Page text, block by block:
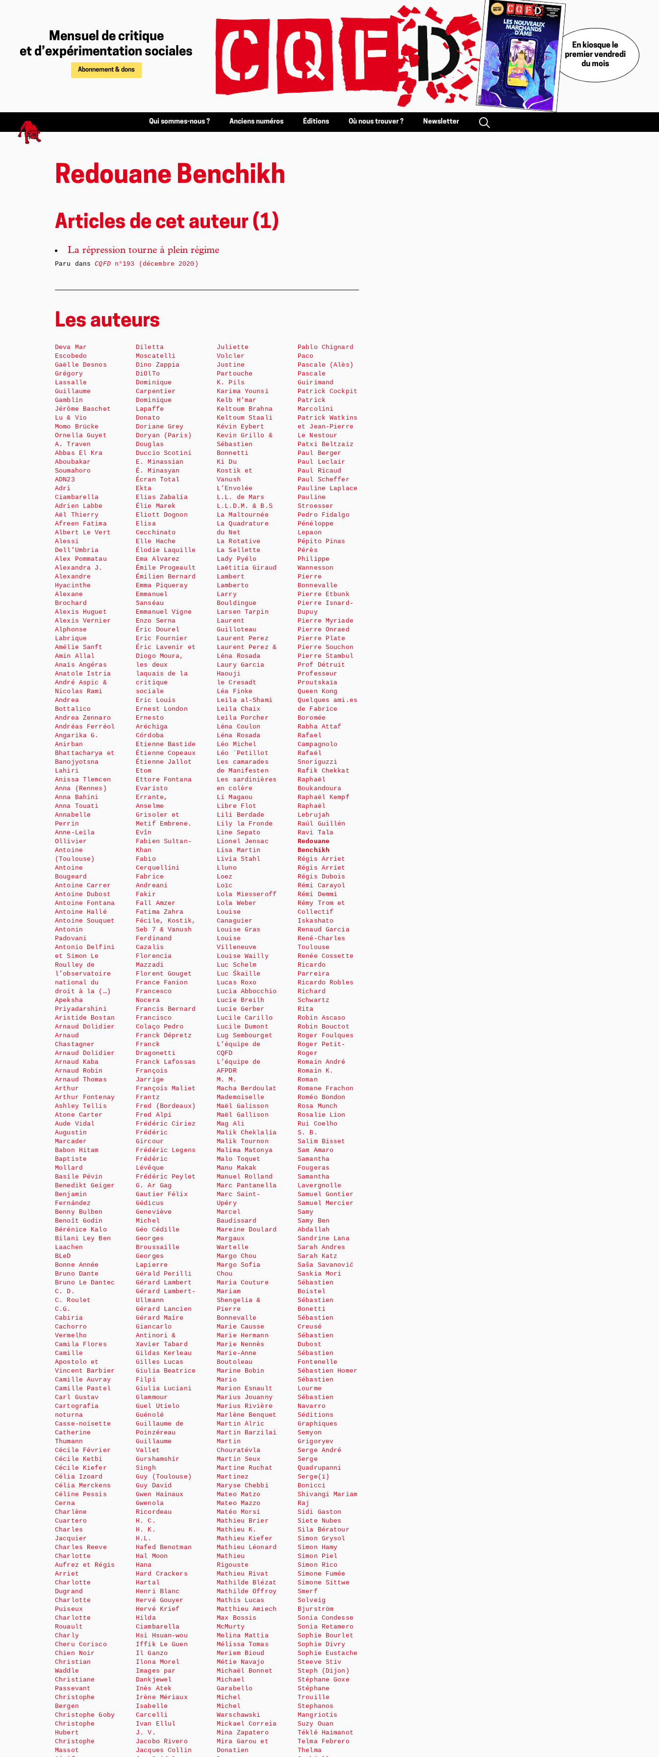
Mensuel de critique
et d’expérimentation sociales
Abonnement & dons
En kiosque le
premier vendredi
du mois
Qui sommes-nous ? Anciens numéros Éditions Où nous trouver ? Newsletter
Redouane Benchikh
Articles de cet auteur (1)
La répression tourne à plein régime
Paru dansCQFDn°193 (décembre 2020)
Les auteurs
Deva Mar
Escobedo
Gaëlle Desnos
Grégory
Lassalle
Guillaume
Gamblin
Jérôme Baschet
Lu & Vio
Momo Brücke
Ornella Guyet
A. Traven
Abbas El Kra
Aboubakar
Soumahoro
ADN23
Adri
Ciambarella
Adrien Labbe
Aël Thierry
Afreen Fatima
Albert Le Vert
Alessi
Dell’Umbria
Alex Pommatau
Alexandra J.
Alexandre
Hyacinthe
Alexane
Brochard
Alexis Huguet
Alexis Vernier
Alphonse
Labrique
Amélie Sanft
Amin Allal
Anaïs Angéras
Anatole Istria
André Aspic &
Nicolas Rami
Andrea
Bottalico
Andrea Zennaro
Andréas Ferréol
Angarika G.
Anirban
Bhattacharya et
Banojyotsna
Lahiri
Anissa Tlemcen
Anna (Rennes)
Anna Bahini
Anna Touati
Annabelle
Perrin
Anne-Leïla
Ollivier
Antoine
(Toulouse)
Antoine
Bougeard
Antoine Carrer
Antoine Dubost
Antoine Fontana
Antoine Hallé
Antoine Souquet
Antonin
Padovani
Antonio Delfini
et Simon Le
Roulley de
l’observatoire
national du
droit à la (…)
Apeksha
Priyadarshini
Aristide Bostan
Arnaud Dolidier
Arnaud
Chastagner
Arnaud Dolidier
Arnaud Kaba
Arnaud Robin
Arnaud Thomas
Arthur
Arthur Fontenay
Ashley Tellis
Atone Carter
Aude Vidal
Augustin
Marcader
Babon Hitam
Baptiste
Mollard
Basile Pévin
Benedikt Geiger
Benjamin
Fernández
Benny Bulben
Benoît Godin
Bérénice Kalo
Bilani Ley Ben
Laachen
BLeD
Bonne Année
Bruno Dante
Bruno Le Dantec
C. D.
C. Roulet
C.G.
Cabiria
Cachorro
Vermelho
Camila Flores
Camille
Apostolo et
Vincent Barbier
Camille Auvray
Camille Pastel
Carl Gustav
Cartografia
noturna
Casse-noisette
Catherine
Thumann
Cécile Février
Cécile Ketbi
Cécile Kiefer
Célia Izoard
Célia Merckens
Céline Pessis
Cerna
Charlène
Cuartero
Charles
Jacquier
Charles Reeve
Charlotte
Aufrez et Régis
Arriet
Charlotte
Dugrand
Charlotte
Puiseux
Charlotte
Rouault
Charly
Cheru Corisco
Chien Noir
Christian
Waddle
Christiane
Passevant
Christophe
Bergen
Christophe Goby
Christophe
Hubert
Christophe
Massot
Diletta
Moscatelli
Dino Zappia
DiOlTo
Dominique
Carpentier
Dominique
Lapaffe
Donato
Doriane Grey
Doryan (Paris)
Douglas
Duccio Scotini
E. Minassian
É. Minasyan
Écran Total
Ekta
Elias Zabalia
Élie Marek
Eliott Dognon
Elisa
Cecchinato
Elle Hache
Élodie Laquille
Ema Alvarez
Émile Progeault
Émilien Bernard
Emma Piqueray
Emmanuel
Sanséau
Emmanuel Vigne
Enzo Serna
Éric Dourel
Eric Fournier
Éric Lavenir et
Diogo Moura,
les deux
laquais de la
critique
sociale
Eric Louis
Ernest London
Ernesto
Aréchiga
Córdoba
Etienne Bastide
Étienne Copeaux
Étienne Jallot
Etom
Ettore Fontana
Evaristo
Errante,
Anselme
Grisoler et
Metif Embrene.
Evîn
Fabien Sultan-
Khan
Fabio
Cerquellini
Fabrice
Andreani
Fakir
Fall Amzer
Fatima Zahra
Fécile, Kostik,
Seb 7 & Vanush
Ferdinand
Cazalis
Florencia
Mazzadi
Florent Gouget
France Fanion
Francesco
Nocera
Francis Bernard
Francisco
Colaço Pedro
Franck Dépretz
Franck
Dragonetti
Franck Lafossas
François
Jarrige
François Maliet
Frantz
Fred (Bordeaux)
Fred Alpi
Frédéric Ciriez
Frédéric
Gircour
Frédéric Legens
Frédéric
Lévêque
Frédéric Peylet
G. Ar Gag
Gautier Félix
Gédicus
Geneviève
Michel
Géo Cédille
Georges
Broussaille
Georges
Lapierre
Gérald Perilli
Gérard Lambert
Gérard Lambert-
Ullmann
Gérard Lancien
Gérard Maire
Giancarlo
Antinori &
Xavier Tabard
Gildas Kerleau
Gilles Lucas
Giulia Beatrice
Filpi
Giulia Luciani
Glammour
Guel Utielo
Guénolé
Guillaume de
Poinzéreau
Guillaume
Vallet
Gurshamshir
Singh
Guy (Toulouse)
Guy David
Gwen Hainaux
Gwenola
Ricordeau
H. C.
H. K.
H.L.
Hafed Benotman
Hal Moon
Hana
Hard Crackers
Hartal
Henri Blanc
Hervé Gouyer
Hervé Krief
Hilda
Ciambarella
Hsi Hsuan-wou
Iffik Le Guen
Il Ganzo
Ilona Morel
Images par
Dankjewel
Inès Atek
Irène Mériaux
Isabelle
Carcelli
Ivan Ellul
J. V.
Jacobo Rivero
Jacques Collin
Juliette
Volcler
Justine
Partouche
K. Pils
Karima Younsi
Kelb H’mar
Keltoum Brahna
Keltoum Staali
Kévin Eybert
Kevin Grillo &
Sébastien
Bonnetti
Ki Du
Kostik et
Vanush
L’Envolée
L.L. de Mars
L.L.D.M. & B.S
La Maltournée
La Quadrature
du Net
La Rotative
La Sellette
Lady Pyélo
Laëtitia Giraud
Lambert
Lamberto
Larry
Bouldingue
Larsen Tarpin
Laurent
Guilloteau
Laurent Perez
Laurent Perez &
Léna Rosada
Laury Garcia
Haouji
le Cresadt
Léa Finke
Leila al-Shami
Leila Chaix
Leila Porcher
Léna Coulon
Léna Rosada
Léo Michel
Léo ¨Petillot
Les camarades
de Manifesten
Les sardinières
en colère
Li Magaou
Libre Flot
Lili Berdade
Lily la Fronde
Line Sepato
Lionel Jensac
Lisa Martin
Livia Stahl
Lluno
Loez
Loïc
Lola Miesseroff
Lola Weber
Louise
Canaguier
Louise Gras
Louise
Villeneuve
Louise Wailly
Luc Schelm
Luc Śkaille
Lucas Roxo
Lucia Abbocchio
Lucie Breilh
Lucie Gerber
Lucile Carillo
Lucile Dumont
Lug Sembourget
L’équipe de
CQFD
L’équipe de
AFPDR
M. M.
Macha Berdoulat
Mademoiselle
Maël Galisson
Maël Gallison
Mag Ali
Malik Cheklalia
Malik Tournon
Malima Matonya
Malo Toquet
Manu Makak
Manuel Rolland
Marc Pantanella
Marc Saint-
Upéry
Marcel
Baudissard
Mareine Doulard
Margaux
Wartelle
Margo Chou
Margo Sofia
Chou
Maria Couture
Mariam
Shengelia &
Pierre
Bonnevalle
Marie Causse
Marie Hermann
Marie Nennès
Marie-Anne
Boutoleau
Marine Bobin
Mario
Marion Esnault
Marius Jouanny
Marius Rivière
Marlène Benquet
Martin Alric
Martin Barzilai
Martin
Chouratévla
Martin Seux
Martine Ruchat
Martinez
Maryse Chebbi
Mateo Matzo
Mateo Mazzo
Matéo Morsi
Mathieu Brier
Mathieu K.
Mathieu Kiefer
Mathieu Léonard
Mathieu
Rigouste
Mathieu Rivat
Mathilde Blézat
Mathilde Offroy
Mathis Lucas
Matthieu Amiech
Max Bossis
McMurty
Melina Mattia
Mélissa Tomas
Meriem Bioud
Métie Navajo
Michaël Bonnet
Michael
Garabello
Michel
Michel
Warschawski
Mickael Correia
Mina Zapatero
Mira Garou et
Donatien
Pablo Chignard
Paco
Pascale (Alès)
Pascale
Guirimand
Patrick Cockpit
Patrick
Marcolini
Patrick Watkins
et Jean-Pierre
Le Nestour
Patxi Beltzaiz
Paul Berger
Paul Leclair
Paul Ricaud
Paul Scheffer
Pauline Laplace
Pauline
Stroesser
Pedro Fidalgo
Pénéloppe
Lepaon
Pépito Pinas
Pérès
Philippe
Wannesson
Pierre
Bonnevalle
Pierre Etbunk
Pierre Isnard-
Dupuy
Pierre Myriade
Pierre Onraed
Pierre Plate
Pierre Souchon
Pierre Stambul
Prof Détruit
Professeur
Proutskaïa
Queen Kong
Quelques ami.es
de Fabrice
Boromée
Rabha Attaf
Rafael
Campagnolo
Rafaël
Snoriguzzi
Rafik Chekkat
Raphaël
Boukandoura
Raphaël Kempf
Raphaël
Lebrujah
Raúl Guillén
Ravi Tala
Redouane
Benchikh
Régis Arriet
Régis Arriet
Régis Dubois
Rémi Carayol
Rémi Demmi
Rémy Trom et
Collectif
Iskashato
Renaud Garcia
René-Charles
Toulouse
Renée Cossette
Ricardo
Parreira
Ricardo Robles
Richard
Schwartz
Rita
Robin Ascaso
Robin Bouctot
Roger Foulques
Roger Petit-
Roger
Romain André
Romain K.
Roman
Romane Frachon
Roméo Bondon
Rosa Munch
Rosalie Lion
Rui Coelho
S. B.
Salim Bisset
Sam Amaro
Samantha
Fougeras
Samantha
Lavergnolle
Samuel Gontier
Samuel Mercier
Samy
Samy Ben
Abdallah
Sandrine Lana
Sarah Andres
Sarah Katz
Saša Savanović
Saskia Mori
Sébastien
Boistel
Sébastien
Bonetti
Sébastien
Creusé
Sébastien
Dubost
Sébastien
Fontenelle
Sébastien Homer
Sébastien
Lourme
Sébastien
Navarro
Séditions
Graphiques
Semyon
Grigoryev
Serge André
Serge
Quadrupanni
Serge(ï)
Bonicci
Shivangi Mariam
Raj
Sidi Gaston
Siete Nubes
Sila Bératour
Simon Grysol
Simon Hamy
Simon Piel
Simon Rico
Simone Fumée
Simone Sittwe
Smerf
Solveig
Bjurström
Sonia Condesse
Sonia Retamero
Sophie Bourlet
Sophie Divry
Sophie Eustache
Steeve Stiv
Steph (Dijon)
Stéphane Goxe
Stéphane
Trouille
Stephanos
Mangriotis
Suzy Ouan
Téklé Haimanot
Telma Febrero
Thelma